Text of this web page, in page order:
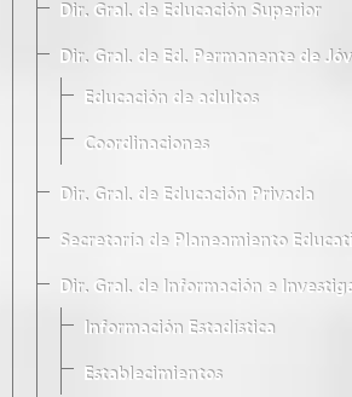
Dir. Gral. de Educación Superior
Dir. Gral. de Ed. Permanente de
Educación de adultos
Coordinaciones
Dir. Gral. de Educación Privada
Secretaría de Planeamiento
Dir. Gral. de Información e
Información Estadística
Establecimientos